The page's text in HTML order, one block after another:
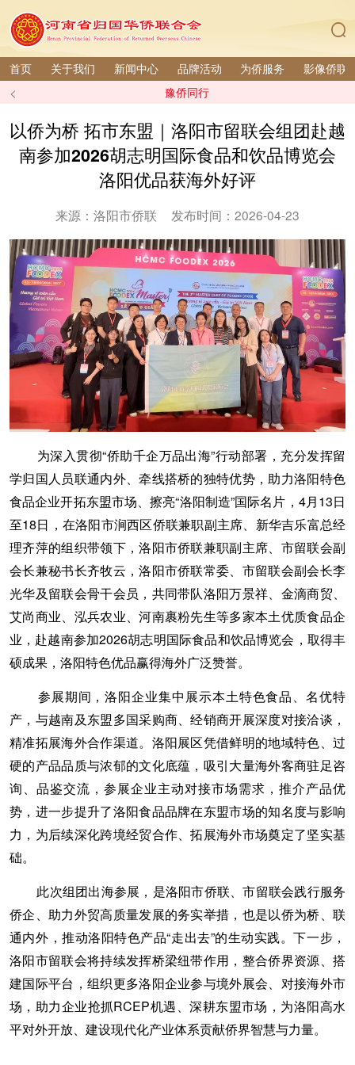
首页 关于我们 新闻中心 品牌活动 为侨服务 影像侨联
< 豫侨同行
以侨为桥 拓市东盟｜洛阳市留联会组团赴越
南参加2026胡志明国际食品和饮品博览会
洛阳优品获海外好评
来源：洛阳市侨联 发布时间：2026-04-23
为深入贯彻“侨助千企万品出海”行动部署，充分发挥留
学归国人员联通内外、牵线搭桥的独特优势，助力洛阳特色
食品企业开拓东盟市场、擦亮“洛阳制造”国际名片，4月13日
至18日，在洛阳市涧西区侨联兼职副主席、新华吉乐富总经
理齐萍的组织带领下，洛阳市侨联兼职副主席、市留联会副
会长兼秘书长齐牧云，洛阳市侨联常委、市留联会副会长李
光华及留联会骨干会员，共同带队洛阳万景祥、金滴商贸、
艾尚商业、泓兵农业、河南裹粉先生等多家本土优质食品企
业，赴越南参加2026胡志明国际食品和饮品博览会，取得丰
硕成果，洛阳特色优品赢得海外广泛赞誉。
参展期间，洛阳企业集中展示本土特色食品、名优特
产，与越南及东盟多国采购商、经销商开展深度对接洽谈，
精准拓展海外合作渠道。洛阳展区凭借鲜明的地域特色、过
硬的产品品质与浓郁的文化底蕴，吸引大量海外客商驻足咨
询、品鉴交流，参展企业主动对接市场需求，推介产品优
势，进一步提升了洛阳食品品牌在东盟市场的知名度与影响
力，为后续深化跨境经贸合作、拓展海外市场奠定了坚实基
础。
此次组团出海参展，是洛阳市侨联、市留联会践行服务
侨企、助力外贸高质量发展的务实举措，也是以侨为桥、联
通内外，推动洛阳特色产品“走出去”的生动实践。下一步，
洛阳市留联会将持续发挥桥梁纽带作用，整合侨界资源、搭
建国际平台，组织更多洛阳企业参与境外展会、对接海外市
场，助力企业抢抓RCEP机遇、深耕东盟市场，为洛阳高水
平对外开放、建设现代化产业体系贡献侨界智慧与力量。